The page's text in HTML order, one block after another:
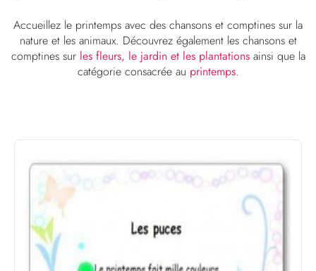
Accueillez le printemps avec des chansons et comptines sur la
nature et les animaux. Découvrez également les chansons et
comptines sur les fleurs, le jardin et les plantationsainsi que la
catégorie consacrée au printemps.